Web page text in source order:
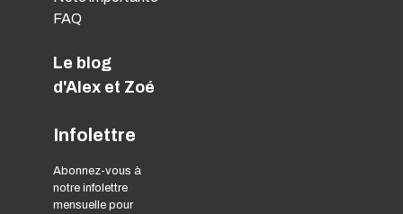
FAQ
Le blog
d'Alex et Zoé
Infolettre
Abonnez-vous à
notre infolettre
mensuelle pour